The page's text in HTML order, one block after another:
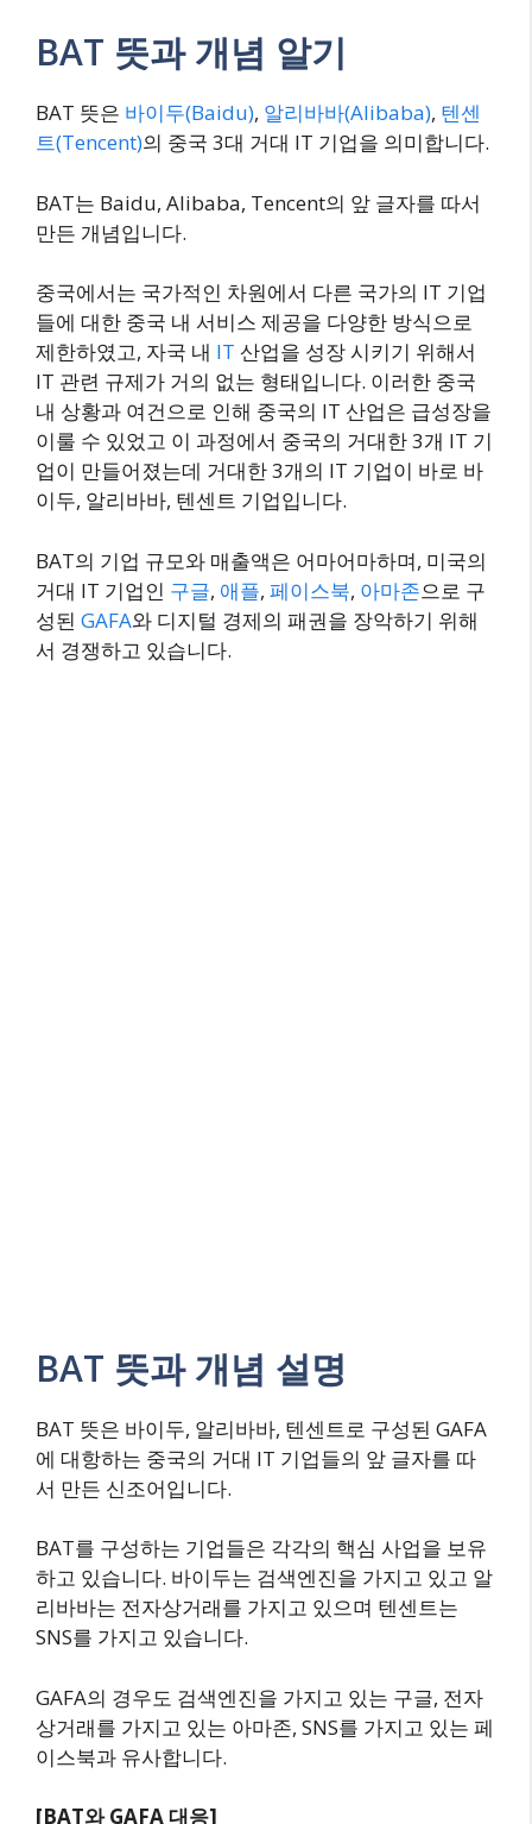
BAT 뜻과 개념 알기
BAT 뜻은 바이두(Baidu), 알리바바(Alibaba), 텐센
트(Tencent)의 중국 3대 거대 IT 기업을 의미합니다.
BAT는 Baidu, Alibaba, Tencent의 앞 글자를 따서
만든 개념입니다.
중국에서는 국가적인 차원에서 다른 국가의 IT 기업
들에 대한 중국 내 서비스 제공을 다양한 방식으로
제한하였고, 자국 내 IT 산업을 성장 시키기 위해서
IT 관련 규제가 거의 없는 형태입니다. 이러한 중국
내 상황과 여건으로 인해 중국의 IT 산업은 급성장을
이룰 수 있었고 이 과정에서 중국의 거대한 3개 IT 기
업이 만들어졌는데 거대한 3개의 IT 기업이 바로 바
이두, 알리바바, 텐센트 기업입니다.
BAT의 기업 규모와 매출액은 어마어마하며, 미국의
거대 IT 기업인 구글, 애플, 페이스북, 아마존으로 구
성된 GAFA와 디지털 경제의 패권을 장악하기 위해
서 경쟁하고 있습니다.
BAT 뜻과 개념 설명
BAT 뜻은 바이두, 알리바바, 텐센트로 구성된 GAFA
에 대항하는 중국의 거대 IT 기업들의 앞 글자를 따
서 만든 신조어입니다.
BAT를 구성하는 기업들은 각각의 핵심 사업을 보유
하고 있습니다. 바이두는 검색엔진을 가지고 있고 알
리바바는 전자상거래를 가지고 있으며 텐센트는
SNS를 가지고 있습니다.
GAFA의 경우도 검색엔진을 가지고 있는 구글, 전자
상거래를 가지고 있는 아마존, SNS를 가지고 있는 페
이스북과 유사합니다.
[BAT와 GAFA 대응]